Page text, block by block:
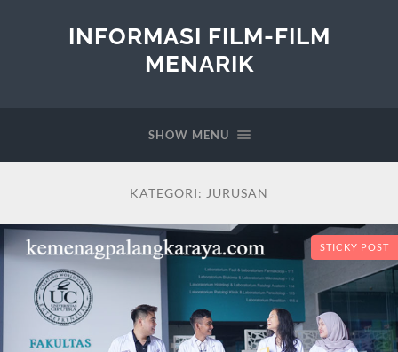
INFORMASI FILM-FILM
MENARIK
SHOW MENU
KATEGORI: JURUSAN
STICKY POST